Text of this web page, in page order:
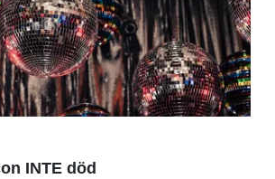
INTE död